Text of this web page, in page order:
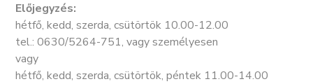
Előjegyzés:
hétfő, kedd, szerda, csütörtök 10.00-12.00
tel.: 0630/5264-751, vagy személyesen
vagy
hétfő, kedd, szerda, csütörtök, péntek 11.00-14.00